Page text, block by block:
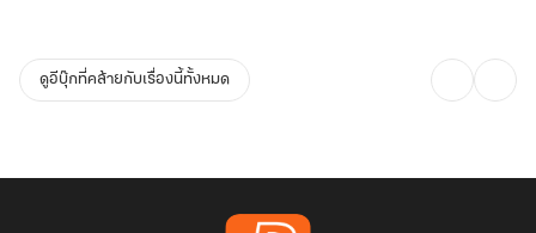
ดูอีบุ๊กที่คล้ายกับเรื่องนี้ทั้งหมด